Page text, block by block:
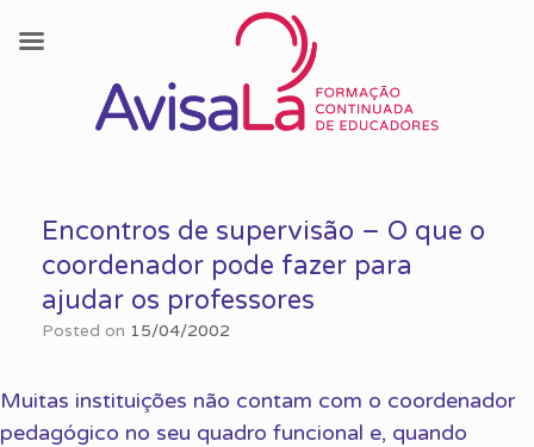
contentEncontros de supervisão – O que o
coordenador pode fazer para
ajudar os professores
Posted on 15/04/2002
Muitas instituições não contam com o coordenador
pedagógico no seu quadro funcional e, quando